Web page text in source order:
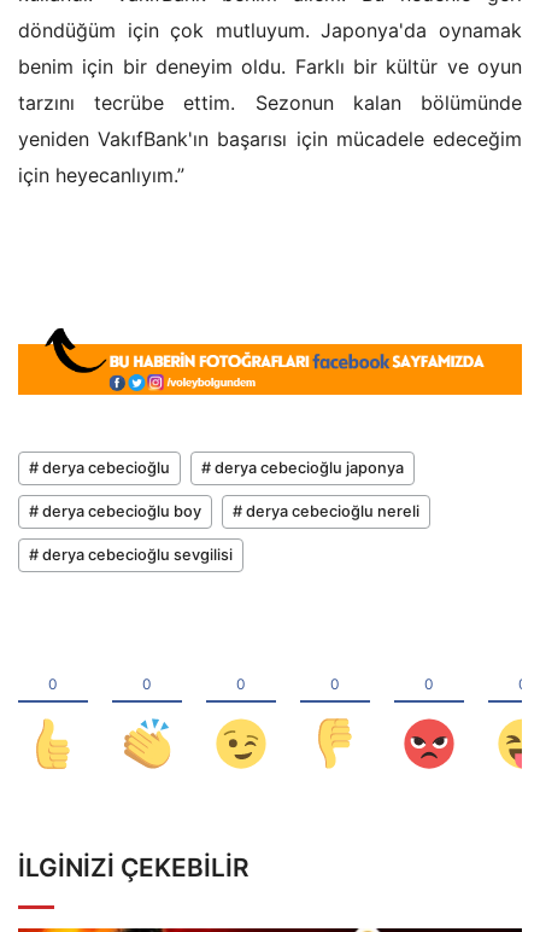
döndüğüm için çok mutluyum. Japonya'da oynamak
benim için bir deneyim oldu. Farklı bir kültür ve oyun
tarzını tecrübe ettim. Sezonun kalan bölümünde
yeniden VakıfBank'ın başarısı için mücadele edeceğim
için heyecanlıyım.”
# derya cebecioğlu # derya cebecioğlu japonya
# derya cebecioğlu boy # derya cebecioğlu nereli
# derya cebecioğlu sevgilisi
İLGINIZI ÇEKEBILIR